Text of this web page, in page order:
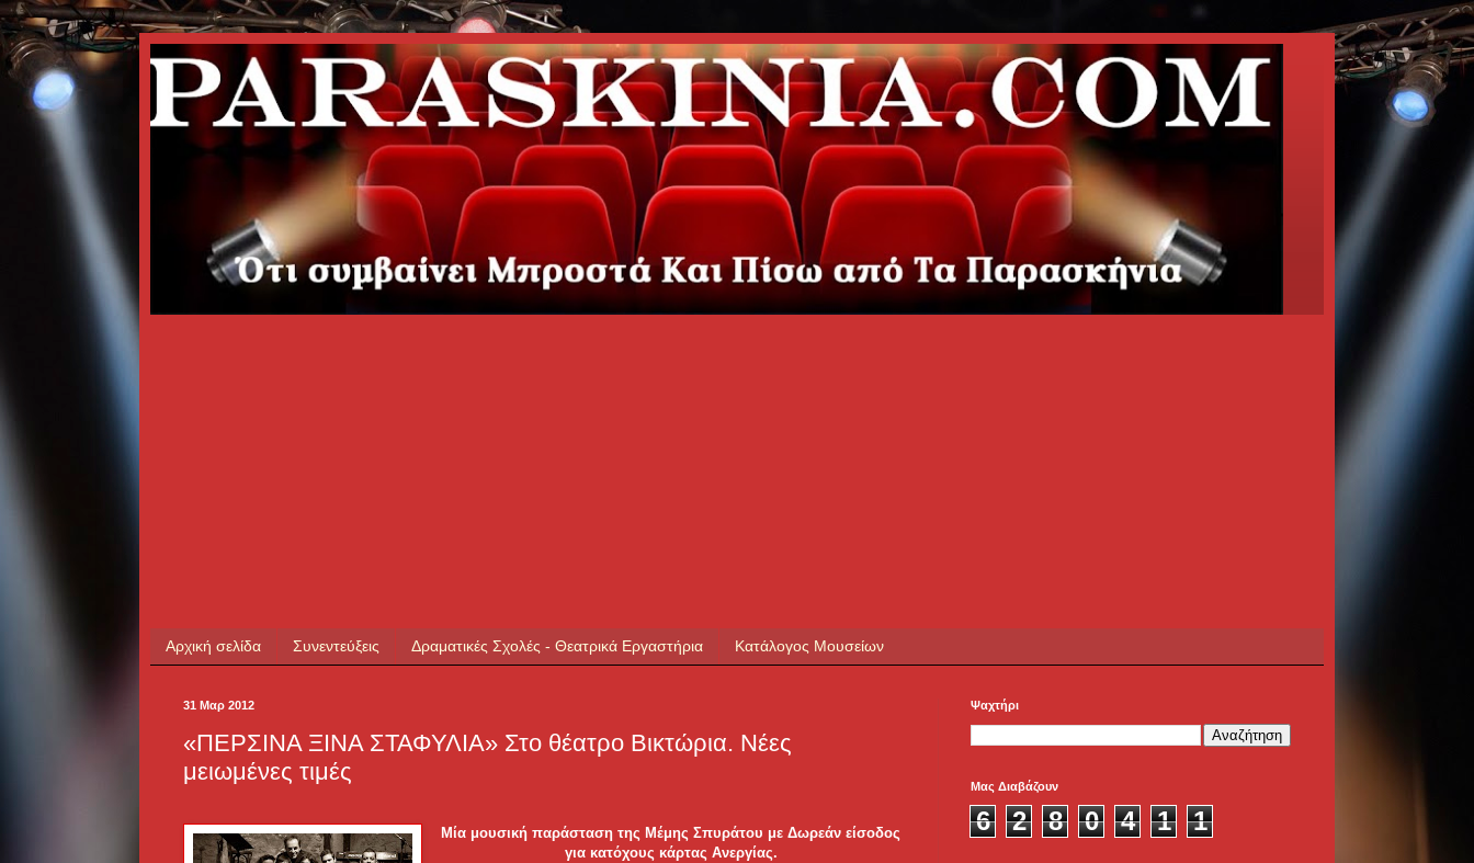
Αρχική σελίδα Συνεντεύξεις Δραματικές Σχολές - Θεατρικά Εργαστήρια Κατάλογος Μουσείων
31 Μαρ 2012
«ΠΕΡΣΙΝΑ ΞΙΝΑ ΣΤΑΦΥΛΙΑ» Στο θέατρο Βικτώρια. Νέες
μειωμένες τιμές
Μία μουσική παράσταση της Μέμης Σπυράτου με Δωρεάν είσοδος
για κατόχους κάρτας Ανεργίας.
Ψαχτήρι
Μας Διαβάζουν
6 2 8 0 4 1 1